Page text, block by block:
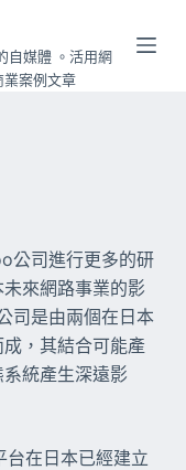
自媒體 。活用網
案例文章
公司進行更多的研
來網路事業的影
司是由兩個在日本
，其結合可能產
統產生深遠影
台在日本已經建立